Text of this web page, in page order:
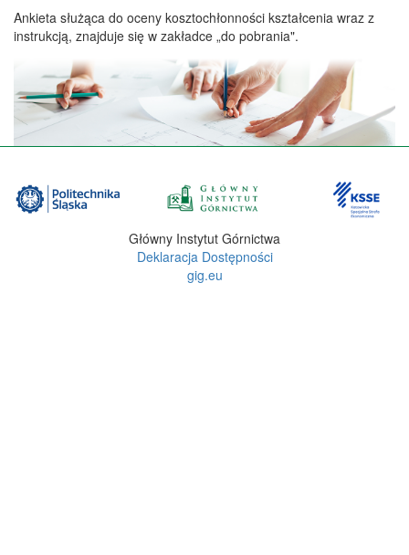
Ankieta służąca do oceny kosztochłonności kształcenia wraz z
instrukcją, znajduje się w zakładce „do pobrania".
Główny Instytut Górnictwa
Deklaracja Dostępności
gig.eu